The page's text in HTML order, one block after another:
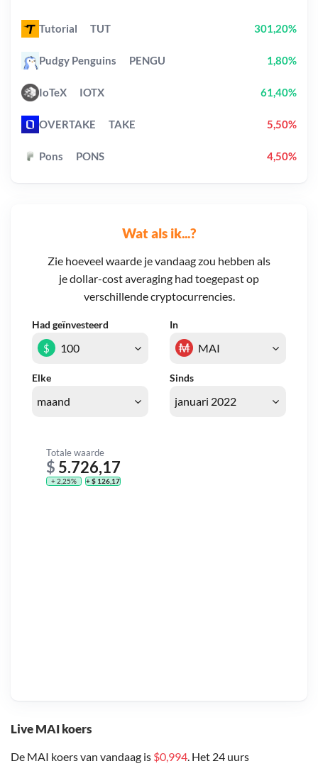
Live MAI koers
De MAI koers van vandaag is $0,994. Het 24 uurs
Wat als ik...?
Zie hoeveel waarde je vandaag zou hebben als
je dollar-cost averaging had toegepast op
verschillende cryptocurrencies.
Had geïnvesteerd In
Elke Sinds
$
Totale waarde
$ 5.726,17
+ 2,25% + $ 126,17
Tutorial TUT 301,20%
Pudgy Penguins PENGU 1,80%
IoTeX IOTX 61,40%
OVERTAKE TAKE 5,50%
Pons PONS 4,50%